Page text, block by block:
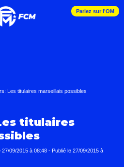
Pariez sur l'OM
Les titulaires marseillais possibles
titulaires
27/09/2015 à 08:48 - Publié le 27/09/2015 à